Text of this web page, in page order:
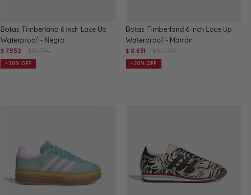
Botas Timberland 6 Inch Lace Up
Waterproof - Negro
$ 7.552 $ 10.790
30
Botas Timberland 6 Inch Lace Up
Waterproof - Marrón
$ 8.631 $ 10.790
20